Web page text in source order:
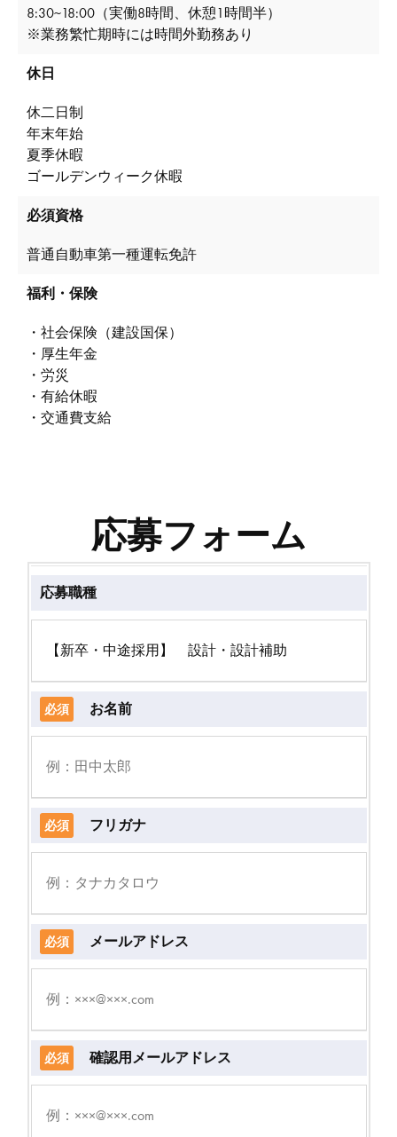
8:30~18:00（実働8時間、休憩1時間半）
※業務繁忙期時には時間外勤務あり
休日
休二日制
年末年始
夏季休暇
ゴールデンウィーク休暇
必須資格
普通自動車第一種運転免許
福利・保険
・社会保険（建設国保）
・厚生年金
・労災
・有給休暇
・交通費支給
応募フォーム
応募職種
必須 お名前
必須 フリガナ
必須 メールアドレス
必須 確認用メールアドレス